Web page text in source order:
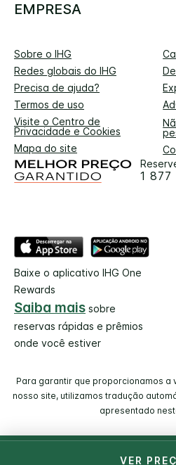
VER
EMPRESA
Sobre o IHG
Redes globais do IHG
Precisa de ajuda?
Termos de uso
Visite o Centro de
Privacidade e Cookies
Mapa do site
1 877
Baixe o aplicativo IHG One
Rewards
Saiba mais sobre
reservas rápidas e prêmios
onde você estiver
Para garantir que proporcionamos a
nosso site, utilizamos tradução
apresentado